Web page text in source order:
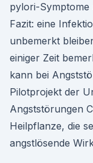
pylori-Symptome
Fazit: eine
unbemerkt
einiger Zeit
kann bei
Pilotprojekt der
Angststörungen
Heilpflanze, die
angstlösende